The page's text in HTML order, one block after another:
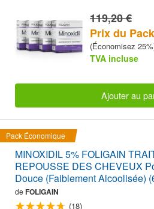
119,20 €
Prix du
(Économisez
TVA incluse
Ajouter au
Pack Économique
MINOXIDIL 5% FOLIGAIN
REPOUSSE DES CHEVEUX
Douce (Faiblement Alcoolisée)
d'Approvisionnement +
POUR STIMULER LA
de FOLIGAIN
(18)